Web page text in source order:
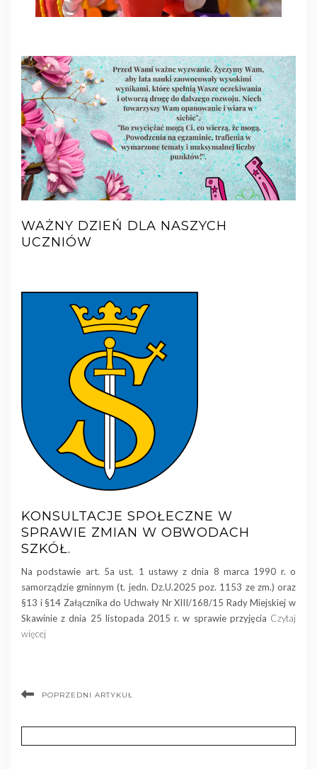
WAŻNY DZIEŃ DLA NASZYCH
UCZNIÓW
KONSULTACJE SPOŁECZNE W
SPRAWIE ZMIAN W OBWODACH
SZKÓŁ.
Na podstawie art. 5a ust. 1 ustawy z dnia 8 marca 1990 r. o
samorządzie gminnym (t. jedn. Dz.U.2025 poz. 1153 ze zm.) oraz
§13 i §14 Załącznika do Uchwały Nr XIII/168/15 Rady Miejskiej w
Skawinie z dnia 25 listopada 2015 r. w sprawie przyjęcia Czytaj
więcej
POPRZEDNI ARTYKUŁ